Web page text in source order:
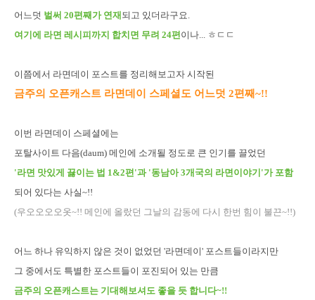
어느덧 벌써 20편째가 연재 되고 있더라구요.
여기에 라면 레시피까지 합치면 무려 24편이나... ㅎㄷㄷ
이쯤에서 라면데이 포스트를 정리해보고자 시작된
금주의 오픈캐스트 라면데이 스페셜도 어느덧 2편째~!!
이번 라면데이 스페셜에는
포탈사이트 다음(daum) 메인에 소개될 정도로 큰 인기를 끌었던
'라면 맛있게 끓이는 법 1&2편'과 '동남아 3개국의 라면이야기'가 포함
되어 있다는 사실~!!
(우오오오오옷~!! 메인에 올랐던 그날의 감동에 다시 한번 힘이 불끈~!!)
어느 하나 유익하지 않은 것이 없었던 '라면데이' 포스트들이라지만
그 중에서도 특별한 포스트들이 포진되어 있는 만큼
금주의 오픈캐스트는 기대해보셔도 좋을 듯 합니다~!!